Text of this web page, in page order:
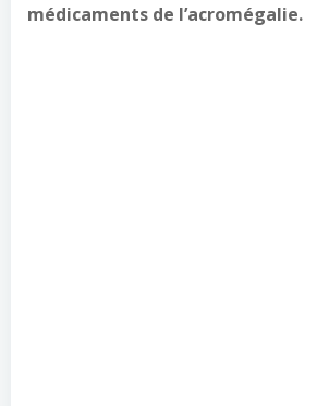
médicaments de l’acromégalie.